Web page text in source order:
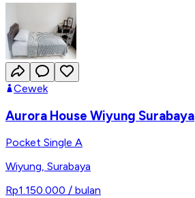
Cewek
Aurora House Wiyung Surabaya
Pocket Single A
Wiyung, Surabaya
Rp1.150.000 / bulan